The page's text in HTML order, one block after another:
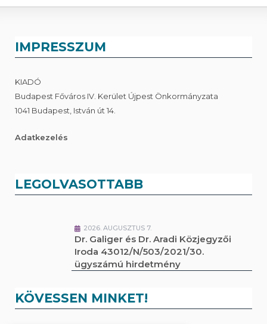
IMPRESSZUM
KIADÓ
Budapest Főváros IV. Kerület Újpest Önkormányzata
1041 Budapest, István út 14.
Adatkezelés
LEGOLVASOTTABB
2026. AUGUSZTUS 7.
Dr. Galiger és Dr. Aradi Közjegyzői
Iroda 43012/N/503/2021/30.
ügyszámú hirdetmény
KÖVESSEN MINKET!